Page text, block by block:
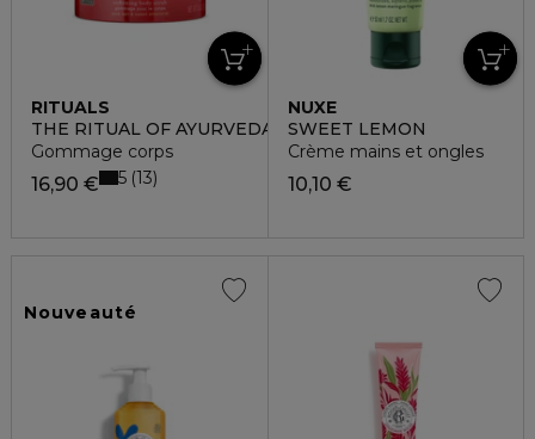
RITUALS
THE RITUAL OF AYURVEDA
Gommage corps
16,90 € 5 13
NUXE
SWEET LEMON
Crème mains et ongles
10,10 €
Nouveauté